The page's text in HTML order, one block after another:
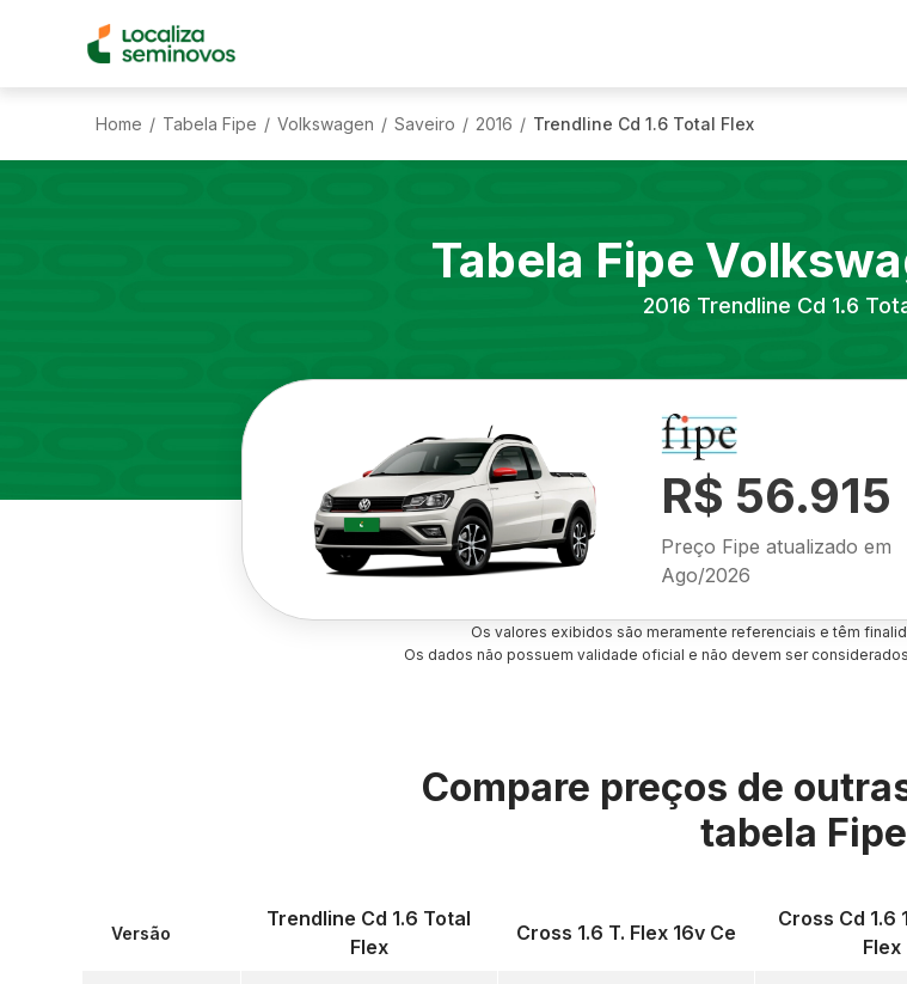
Home / Tabela Fipe / Volkswagen / Saveiro / 2016 / Trendline Cd 1.6 Total Flex
Tabela Fipe
2016 Trendline Cd 1.6
R$ 56.915
Preço Fipe atualizado em
Ago/2026
Os valores exibidos são meramente referenciais e têm
Os dados não possuem validade oficial e não devem ser
Compare preços de
tabela Fipe
Versão
Trendline Cd 1.6 Total
Flex
Cross 1.6 T. Flex 16v Ce
Cross Cd 1.6
Flex